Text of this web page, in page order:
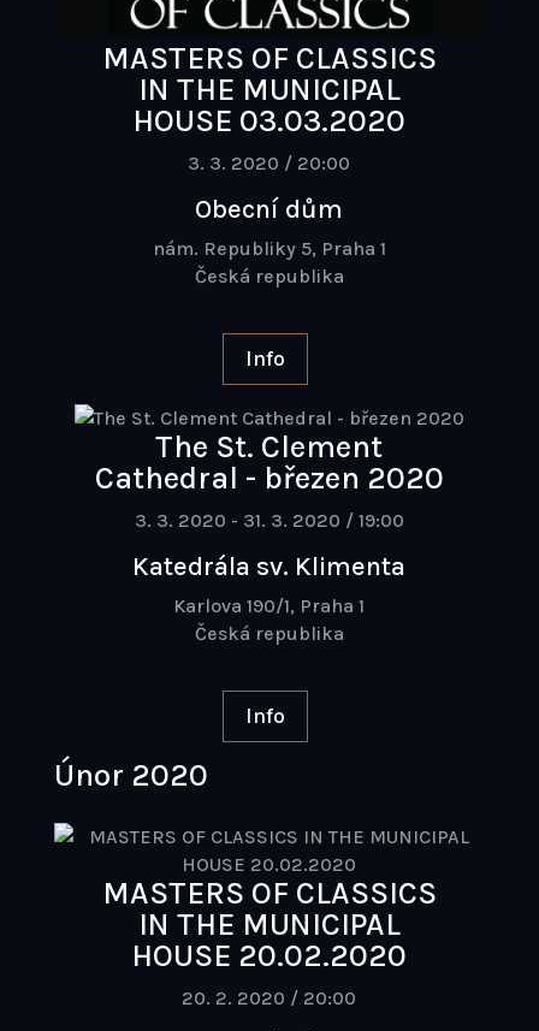
MASTERS OF CLASSICS
IN THE MUNICIPAL
HOUSE 03.03.2020
3. 3. 2020 / 20:00
Obecní dům
nám. Republiky 5, Praha 1
Česká republika
Info
The St. Clement
Cathedral - březen 2020
3. 3. 2020 - 31. 3. 2020 / 19:00
Katedrála sv. Klimenta
Karlova 190/1, Praha 1
Česká republika
Info
Únor 2020
MASTERS OF CLASSICS
IN THE MUNICIPAL
HOUSE 20.02.2020
20. 2. 2020 / 20:00